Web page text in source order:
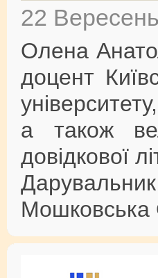
22
Олена
доцент
а також
довідкової
Мошковська